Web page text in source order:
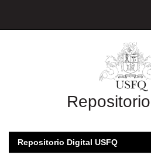
Repositorio
Repositorio Digital USFQ